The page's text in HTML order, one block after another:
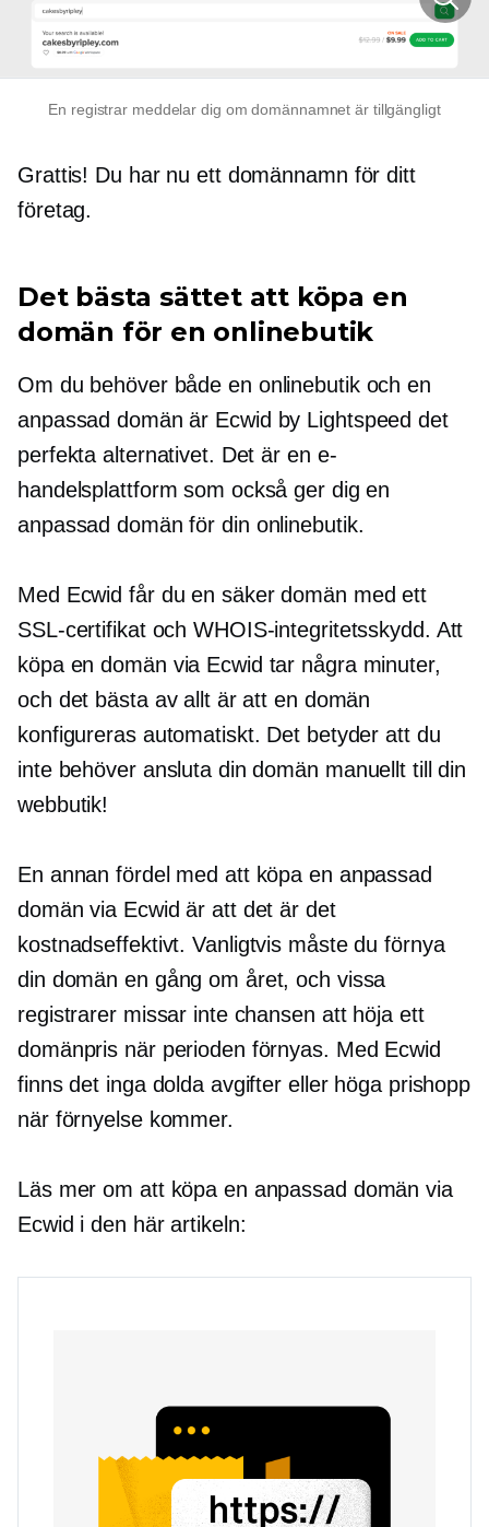
En registrar meddelar dig om domännamnet är tillgängligt
Grattis! Du har nu ett domännamn för ditt
företag.
Det bästa sättet att köpa en
domän för en onlinebutik
Om du behöver både en onlinebutik och en
anpassad domän är Ecwid by Lightspeed det
perfekta alternativet. Det är en e-
handelsplattform som också ger dig en
anpassad domän för din onlinebutik.
Med Ecwid får du en säker domän med ett
SSL-certifikat och WHOIS-integritetsskydd. Att
köpa en domän via Ecwid tar några minuter,
och det bästa av allt är att en domän
konfigureras automatiskt. Det betyder att du
inte behöver ansluta din domän manuellt till din
webbutik!
En annan fördel med att köpa en anpassad
domän via Ecwid är att det är det
kostnadseffektivt. Vanligtvis måste du förnya
din domän en gång om året, och vissa
registrarer missar inte chansen att höja ett
domänpris när perioden förnyas. Med Ecwid
finns det inga dolda avgifter eller höga prishopp
när förnyelse kommer.
Läs mer om att köpa en anpassad domän via
Ecwid i den här artikeln: